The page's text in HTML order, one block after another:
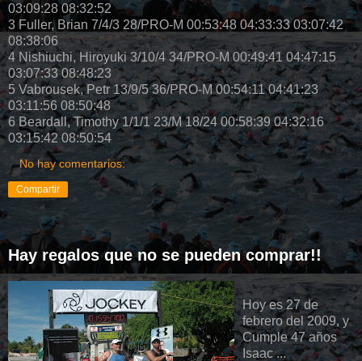
03:09:28 08:32:52
3 Fuller, Brian 7/4/3 28/PRO-M 00:53:48 04:33:33 03:07:42
08:38:06
4 Nishiuchi, Hiroyuki 3/10/4 34/PRO-M 00:49:41 04:47:15
03:07:33 08:48:23
5 Vabrousek, Petr 13/9/5 36/PRO-M 00:54:11 04:41:23
03:11:56 08:50:48
6 Beardall, Timothy 1/1/1 23/M 18/24 00:58:39 04:32:16
03:15:42 08:50:54
No hay comentarios:
Compartir
Hay regalos que no se pueden comprar!!
Hoy es 27 de
febrero del 2009, y
Cumple 47 años
Isaac ...